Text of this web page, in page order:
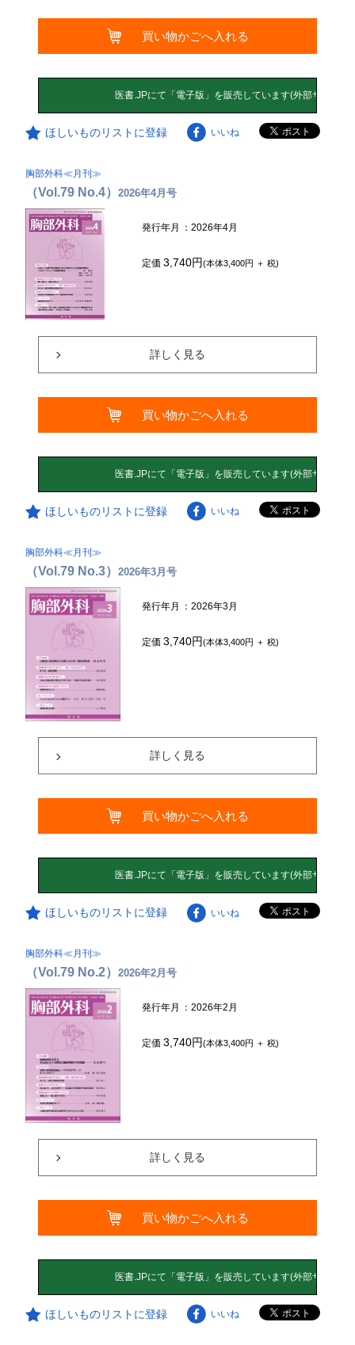
買い物かごへ入れる
ほしいものリストに登録 いいね
胸部外科≪月刊≫
（Vol.79 No.4）2026年4月号
発行年月 ：2026年4月
定価3,740円(本体3,400円 ＋ 税)
詳しく見る
買い物かごへ入れる
ほしいものリストに登録 いいね
胸部外科≪月刊≫
（Vol.79 No.3）2026年3月号
発行年月 ：2026年3月
定価3,740円(本体3,400円 ＋ 税)
詳しく見る
買い物かごへ入れる
ほしいものリストに登録 いいね
胸部外科≪月刊≫
（Vol.79 No.2）2026年2月号
発行年月 ：2026年2月
定価3,740円(本体3,400円 ＋ 税)
詳しく見る
買い物かごへ入れる
ほしいものリストに登録 いいね